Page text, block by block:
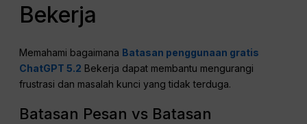
Bekerja
Memahami bagaimana Batasan penggunaan gratis
ChatGPT 5.2 Bekerja dapat membantu mengurangi
frustrasi dan masalah kunci yang tidak terduga.
Batasan Pesan vs Batasan